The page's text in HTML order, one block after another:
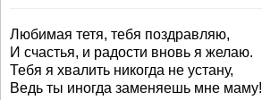
Любимая тетя, тебя поздравляю,
И счастья, и радости вновь я желаю.
Тебя я хвалить никогда не устану,
Ведь ты иногда заменяешь мне маму!